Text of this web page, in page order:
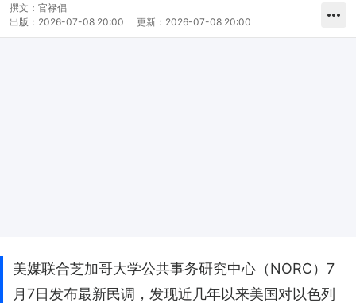
撰文： 官禄倡
出版： 2026-07-08 20:00 更新： 2026-07-08 20:00
美媒联合芝加哥大学公共事务研究中心（NORC）7
月7日发布最新民调，发现近几年以来美国对以色列